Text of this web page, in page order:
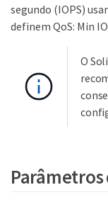
segundo (IOPS)
definem QoS: Min
O
Parâmetros